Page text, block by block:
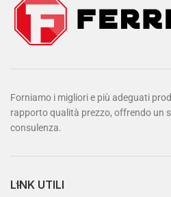
Forniamo i migliori e più adeguati
rapporto qualità prezzo, offrendo un
consulenza.
LINK UTILI